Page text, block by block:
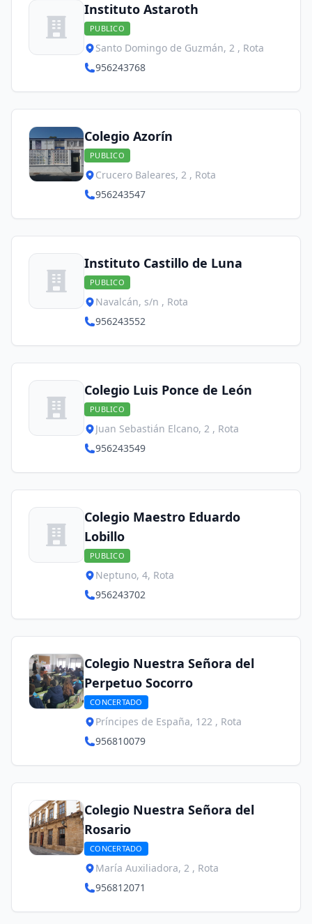
Instituto Astaroth
PUBLICO
Santo Domingo de Guzmán, 2 , Rota
956243768
Colegio Azorín
PUBLICO
Crucero Baleares, 2 , Rota
956243547
Instituto Castillo de Luna
PUBLICO
Navalcán, s/n , Rota
956243552
Colegio Luis Ponce de León
PUBLICO
Juan Sebastián Elcano, 2 , Rota
956243549
Colegio Maestro Eduardo
Lobillo
PUBLICO
Neptuno, 4, Rota
956243702
Colegio Nuestra Señora del
Perpetuo Socorro
CONCERTADO
Príncipes de España, 122 , Rota
956810079
Colegio Nuestra Señora del
Rosario
CONCERTADO
María Auxiliadora, 2 , Rota
956812071